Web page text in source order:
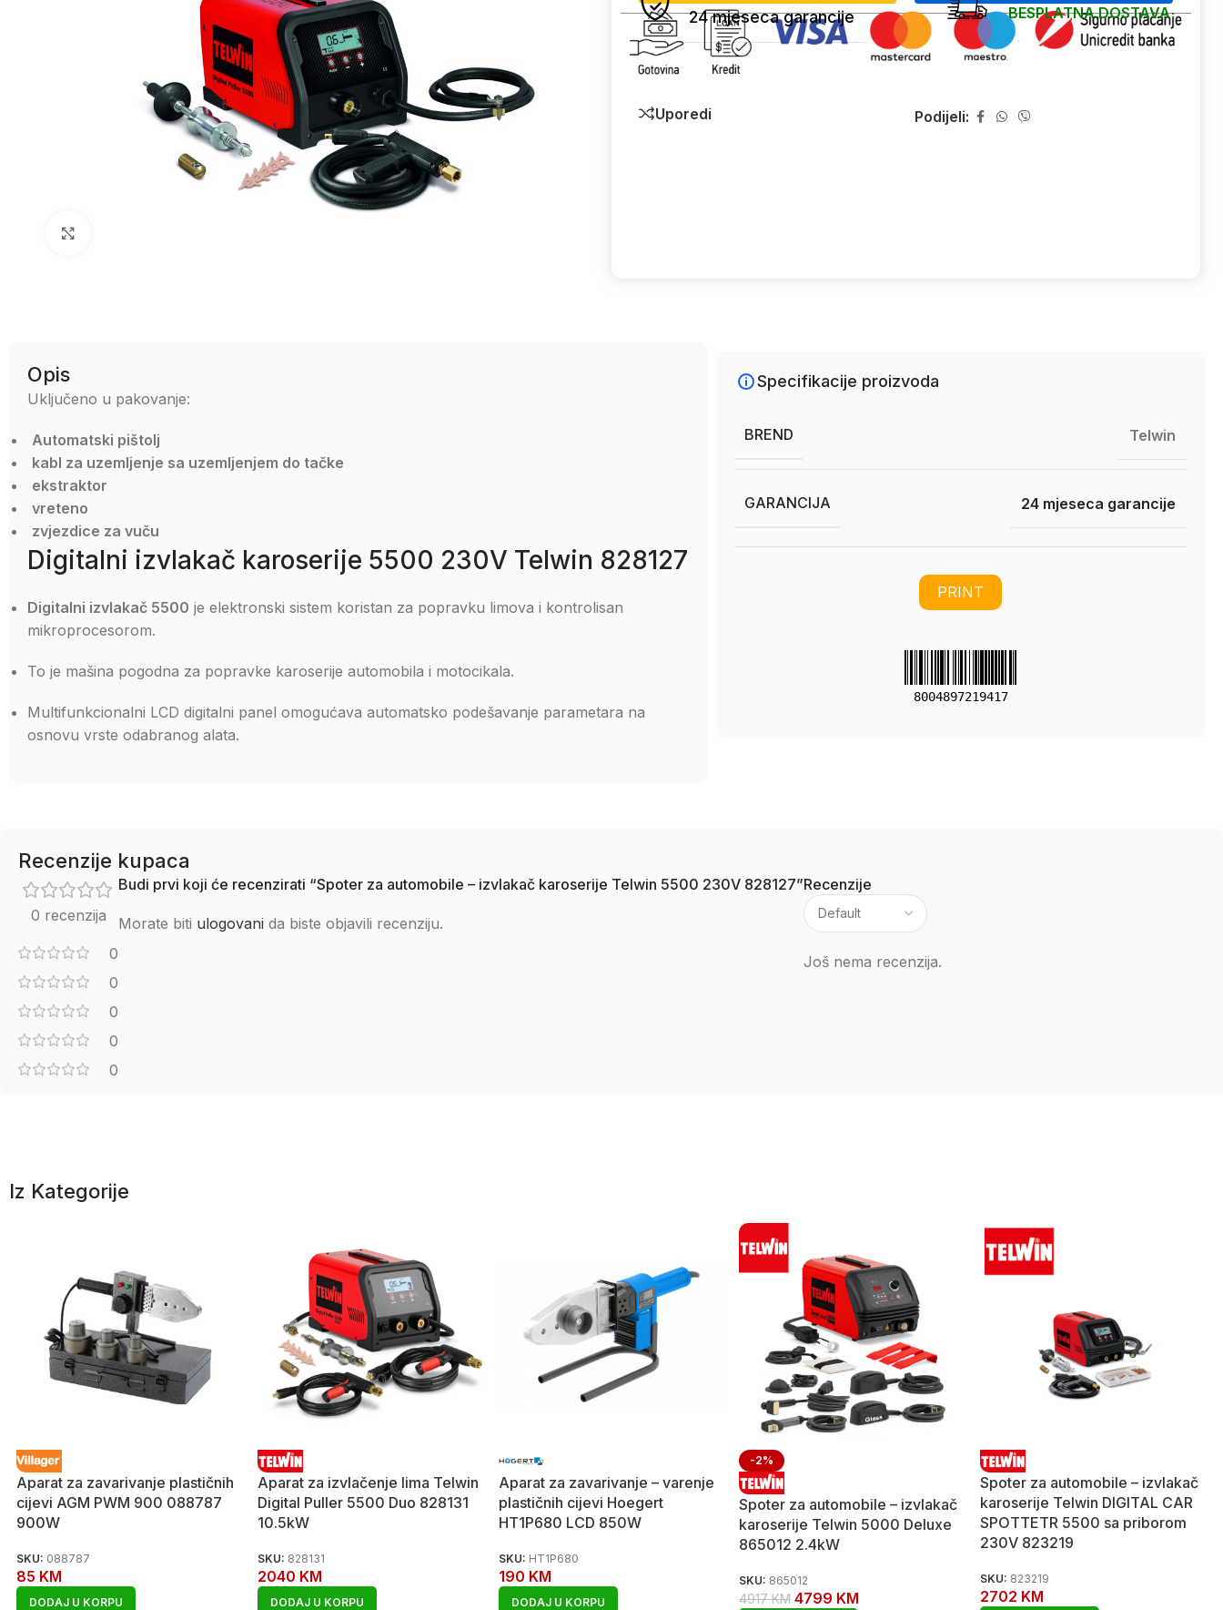
24 mjeseca garancije BESPLATNA DOSTAVA
Uporedi Podijeli:
Opis
Uključeno u pakovanje:
Automatski pištolj
kabl za uzemljenje sa uzemljenjem do tačke
ekstraktor
vreteno
zvjezdice za vuču
Digitalni izvlakač karoserije 5500 230V Telwin 828127
Digitalni izvlakač 5500 je elektronski sistem koristan za popravku limova i kontrolisan
mikroprocesorom.
To je mašina pogodna za popravke karoserije automobila i motocikala.
Multifunkcionalni LCD digitalni panel omogućava automatsko podešavanje parametara na
osnovu vrste odabranog alata.
Specifikacije proizvoda
BREND Telwin
GARANCIJA 24 mjeseca garancije
PRINT
8004897219417
Recenzije kupaca
0 recenzija
0
0
0
0
0
Recenzije
Još nema recenzija.
Budi prvi koji će recenzirati “Spoter za automobile – izvlakač karoserije Telwin 5500 230V 828127”
Morate biti ulogovani da biste objavili recenziju.
Iz Kategorije
Aparat za zavarivanje plastičnih
cijevi AGM PWM 900 088787
900W
SKU: 088787
85 KM
DODAJ U KORPU
Aparat za izvlačenje lima Telwin
Digital Puller 5500 Duo 828131
10.5kW
SKU: 828131
2040 KM
DODAJ U KORPU
Aparat za zavarivanje – varenje
plastičnih cijevi Hoegert
HT1P680 LCD 850W
SKU: HT1P680
190 KM
DODAJ U KORPU
-2%
Spoter za automobile – izvlakač
karoserije Telwin 5000 Deluxe
865012 2.4kW
SKU: 865012
4917KM 4799 KM
Spoter za automobile – izvlakač
karoserije Telwin DIGITAL CAR
SPOTTETR 5500 sa priborom
230V 823219
SKU: 823219
2702 KM